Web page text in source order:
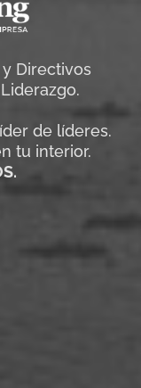
Directivos
de líderes.
tu interior.